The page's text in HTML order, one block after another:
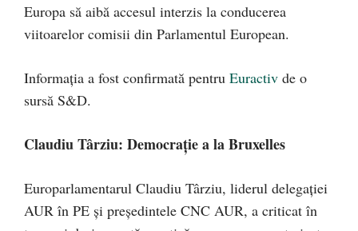
Europa să aibă accesul interzis la conducerea
viitoarelor comisii din Parlamentul European.
Informația a fost confirmată pentru Euractiv de o
sursă S&D.
Claudiu Târziu: Democrație a la Bruxelles
Europarlamentarul Claudiu Târziu, liderul delegației
AUR în PE și președintele CNC AUR, a criticat în